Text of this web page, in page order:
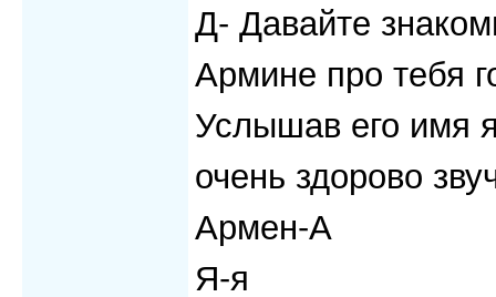
Д- Давайте
Армине про тебя
Услышав его имя
очень здорово
Армен-А
Я-я